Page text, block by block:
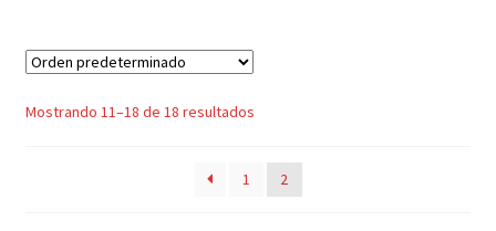
Mostrando 11–18 de 18 resultados
1 2